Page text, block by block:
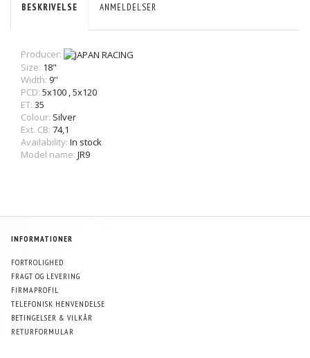
BESKRIVELSE ANMELDELSER
Producer:
Size: 18"
Width: 9''
PCD: 5x100 ,5x120
ET: 35
Colour: Silver
Ext. CB: 74,1
Availability: In stock
Model name: JR9
INFORMATIONER
FORTROLIGHED
FRAGT OG LEVERING
FIRMAPROFIL
TELEFONISK HENVENDELSE
BETINGELSER & VILKÅR
RETURFORMULAR